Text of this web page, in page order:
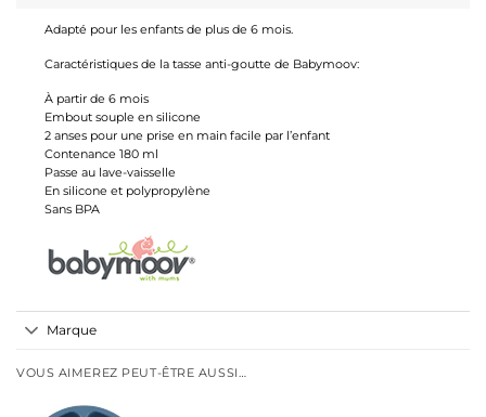
Adapté pour les enfants de plus de 6 mois.
Caractéristiques de la tasse anti-goutte de Babymoov:
À partir de 6 mois
Embout souple en silicone
2 anses pour une prise en main facile par l’enfant
Contenance 180 ml
Passe au lave-vaisselle
En silicone et polypropylène
Sans BPA
Marque
VOUS AIMEREZ PEUT-ÊTRE AUSSI…